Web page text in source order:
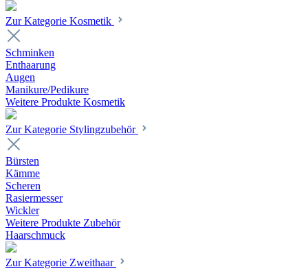
Zur Kategorie Kosmetik
Schminken
Enthaarung
Augen
Manikure/Pedikure
Weitere Produkte Kosmetik
Zur Kategorie Stylingzubehör
Bürsten
Kämme
Scheren
Rasiermesser
Wickler
Weitere Produkte Zubehör
Haarschmuck
Zur Kategorie Zweithaar